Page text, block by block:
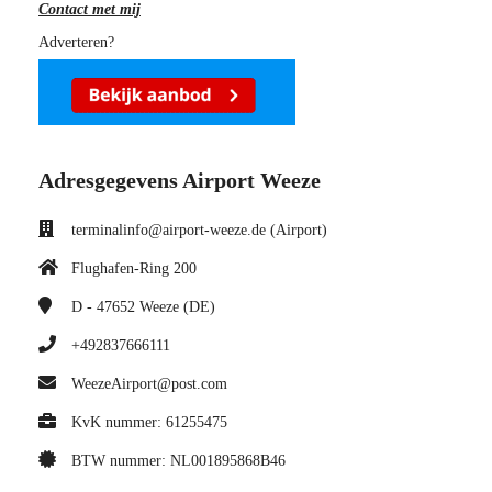
Contact met mij
Adverteren?
Adresgegevens Airport Weeze
terminalinfo@airport-weeze.de (Airport)
Flughafen-Ring 200
D - 47652 Weeze (DE)
+492837666111
WeezeAirport@post.com
KvK nummer: 61255475
BTW nummer: NL001895868B46